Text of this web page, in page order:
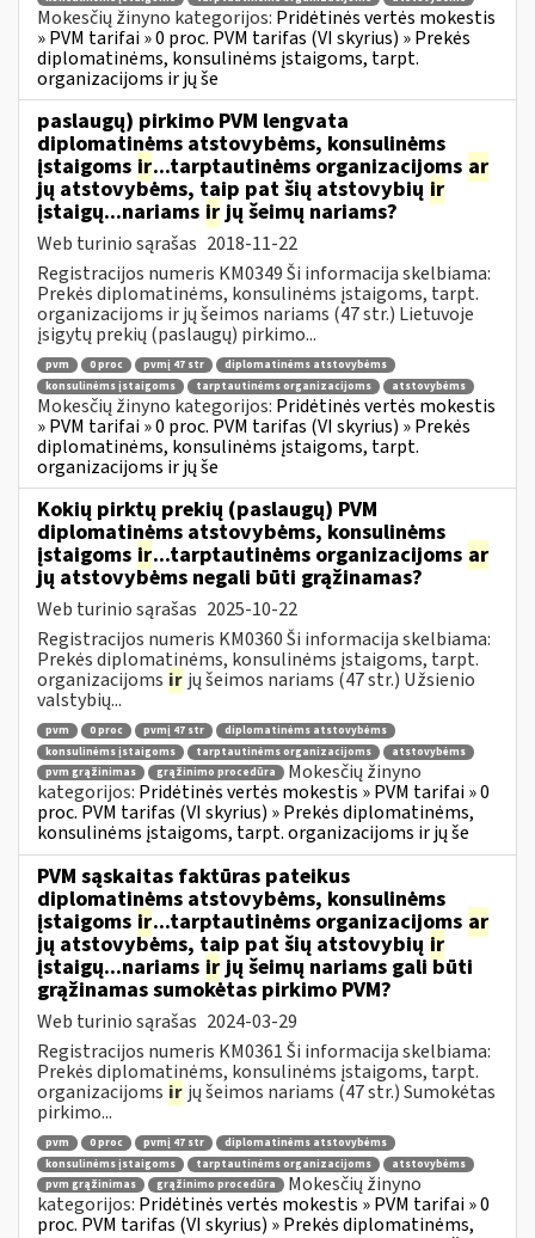
Mokesčių žinyno kategorijos: Pridėtinės vertės mokestis
» PVM tarifai » 0 proc. PVM tarifas (VI skyrius) » Prekės
diplomatinėms, konsulinėms įstaigoms, tarpt.
organizacijoms ir jų še
paslaugų) pirkimo PVM lengvata
diplomatinėms atstovybėms, konsulinėms
įstaigoms ir...tarptautinėms organizacijoms ar
jų atstovybėms, taip pat šių atstovybių ir
įstaigų...nariams irjų šeimų nariams?
Web turinio sąrašas 2018-11-22
Registracijos numeris KM0349 Ši informacija skelbiama:
Prekės diplomatinėms, konsulinėms įstaigoms, tarpt.
organizacijoms ir jų šeimos nariams (47 str.) Lietuvoje
įsigytų prekių (paslaugų) pirkimo...
pvm 0 proc pvmį 47 str
diplomatinėms atstovybėms
konsulinėms įstaigoms
tarptautinėms organizacijoms atstovybėms
Mokesčių žinyno kategorijos: Pridėtinės vertės mokestis
» PVM tarifai » 0 proc. PVM tarifas (VI skyrius) » Prekės
diplomatinėms, konsulinėms įstaigoms, tarpt.
organizacijoms ir jų še
Kokių pirktų prekių (paslaugų) PVM
diplomatinėms atstovybėms, konsulinėms
įstaigoms ir...tarptautinėms organizacijoms ar
jų atstovybėms negali būti grąžinamas?
Web turinio sąrašas 2025-10-22
Registracijos numeris KM0360 Ši informacija skelbiama:
Prekės diplomatinėms, konsulinėms įstaigoms, tarpt.
organizacijoms ir jų šeimos nariams (47 str.) Užsienio
valstybių...
pvm 0 proc pvmį 47 str
diplomatinėms atstovybėms
konsulinėms įstaigoms
tarptautinėms organizacijoms
atstovybėms
pvm grąžinimas
grąžinimo procedūra
Mokesčių žinyno
kategorijos: Pridėtinės vertės mokestis » PVM tarifai » 0
proc. PVM tarifas (VI skyrius) » Prekės diplomatinėms,
konsulinėms įstaigoms, tarpt. organizacijoms ir jų še
PVM sąskaitas faktūras pateikus
diplomatinėms atstovybėms, konsulinėms
įstaigoms ir...tarptautinėms organizacijoms ar
jų atstovybėms, taip pat šių atstovybių ir
įstaigų...nariams irjų šeimų nariams gali būti
grąžinamas sumokėtas pirkimo PVM?
Web turinio sąrašas 2024-03-29
Registracijos numeris KM0361 Ši informacija skelbiama:
Prekės diplomatinėms, konsulinėms įstaigoms, tarpt.
organizacijoms ir jų šeimos nariams (47 str.) Sumokėtas
pirkimo...
pvm 0 proc pvmį 47 str
diplomatinėms atstovybėms
konsulinėms įstaigoms
tarptautinėms organizacijoms
atstovybėms
pvm grąžinimas
grąžinimo procedūra
Mokesčių žinyno
kategorijos: Pridėtinės vertės mokestis » PVM tarifai » 0
proc. PVM tarifas (VI skyrius) » Prekės diplomatinėms,